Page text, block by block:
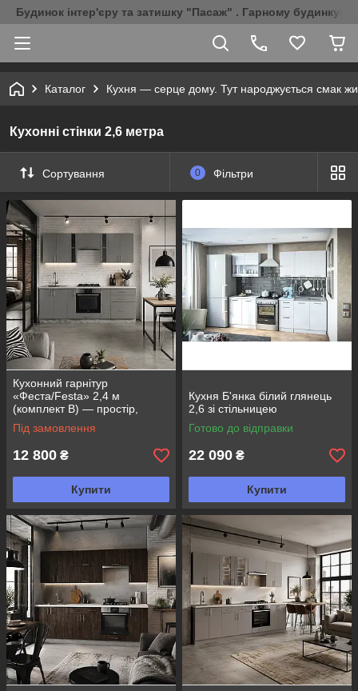
Будинок інтер'єру та затишку "Пасаж" . Гарному будинку-
Каталог Кухня — серце дому. Тут народжується смак
Кухонні стінки 2,6 метра
Сортування 0 Фільтри
Кухонний гарнітур
«Феста/Festa» 2,4 м
(комплект В) — простір,
функціональність та сучасний
дизайн
Під замовлення
12 800 ₴
Купити
Кухня Б'янка білий глянець
2,6 зі стільницею
Готово до відправки
22 090 ₴
Купити